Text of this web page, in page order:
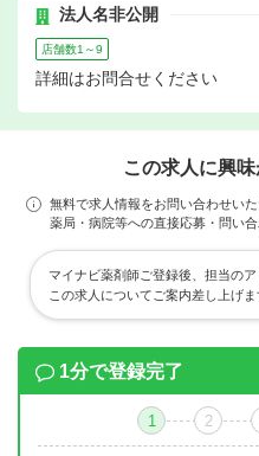
法人名非公開
店舗数1～9
詳細はお問合せください
この求人に興
無料で求人情報をお問い合わせいた
薬局・病院等への直接応募・問い
マイナビ薬剤師ご登録後、担当の
この求人についてご案内差し上げま
1分で登録完了
1 2